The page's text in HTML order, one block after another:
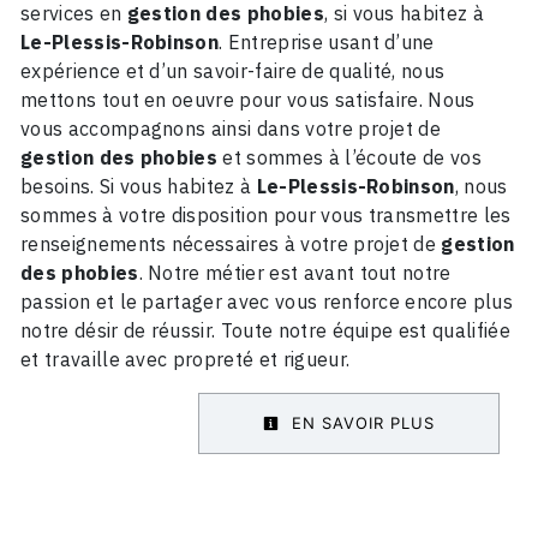
services en gestion des phobies, si vous habitez à
Le-Plessis-Robinson. Entreprise usant d’une
expérience et d’un savoir-faire de qualité, nous
mettons tout en oeuvre pour vous satisfaire. Nous
vous accompagnons ainsi dans votre projet de
gestion des phobies et sommes à l’écoute de vos
besoins. Si vous habitez à Le-Plessis-Robinson, nous
sommes à votre disposition pour vous transmettre les
renseignements nécessaires à votre projet de gestion
des phobies. Notre métier est avant tout notre
passion et le partager avec vous renforce encore plus
notre désir de réussir. Toute notre équipe est qualifiée
et travaille avec propreté et rigueur.
EN SAVOIR PLUS